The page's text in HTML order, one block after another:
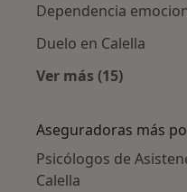
Dependencia
Duelo en Calella
Ver más (15)
Aseguradoras más
Psicólogos de
Calella